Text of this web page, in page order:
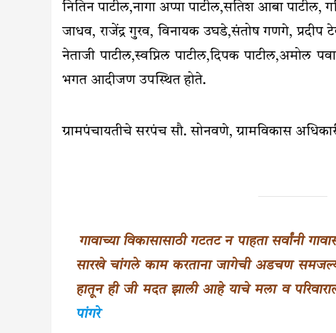
नितिन पाटील,नागा अप्पा पाटील,सतिश आबा पाटील,
जाधव, राजेंद्र गुरव, विनायक उघडे,संतोष गणगे,
नेताजी पाटील,स्वप्निल पाटील,दिपक पाटील,अमोल
भगत आदीजण उपस्थित होते.
ग्रामपंचायतीचे सरपंच सौ. सोनवणे, ग्रामविकास
गावाच्या विकासासाठी गटतट न पाहता सर्वांनी
सारखे चांगले काम करताना जागेची अडचण
हातून ही जी मदत झाली आहे याचे मला व
पांगरे